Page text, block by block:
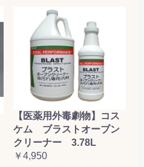
【医薬用外毒劇物】コス
ケム ブラストオーブン
クリーナー 3.78L
￥4,950